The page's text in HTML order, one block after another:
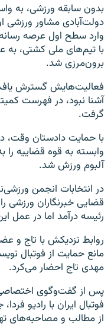
بدون سابقه ورزشی، به
دولت‌آبادی مشاور ورزشی
وارد سطح اول عرصه
با تیم‌های ملی کشتی، به
برون‌مرزی شد.
فعالیت‌هایش گسترش
آشنا نبود، در فهرست
گرفت.
با حمایت دادستان
وابسته به قوه قضاییه
آلبوم ورزش شد.
در انتخابات انجمن
قضایی خبرنگاران
رئیسه درآمد اما در عمل
روابط نزدیکش با تاج و
مانع حمایت از فوتبال
مهدی تاج احضار می‌کرد.
پس از گفت‌وگوی
فوتبال ایران با رادیو
از مطالب و مصاحبه‌های